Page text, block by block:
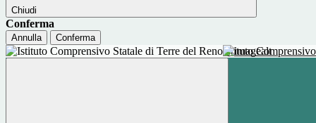
Chiudi
Conferma
Annulla Conferma
Istituto